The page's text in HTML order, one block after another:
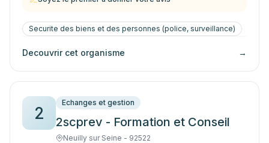
Securite des biens et des personnes (police, surveillance)
Decouvrir cet organisme →
2
Echanges et gestion
2scprev - Formation et Conseil
Neuilly sur Seine - 92522